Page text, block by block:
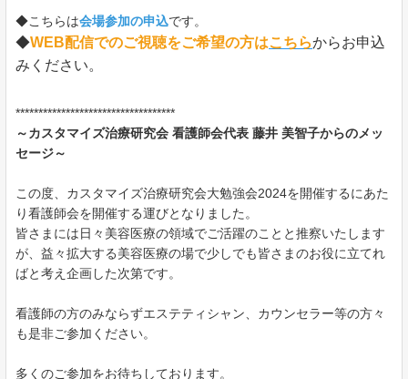
◆こちらは会場参加の申込です。
◆WEB配信でのご視聴をご希望の方はこちらからお申込
みください。
***********************************
～カスタマイズ治療研究会 看護師会代表 藤井 美智子からのメッ
セージ～
この度、カスタマイズ治療研究会大勉強会2024を開催するにあた
り看護師会を開催する運びとなりました。
皆さまには日々美容医療の領域でご活躍のことと推察いたします
が、益々拡大する美容医療の場で少しでも皆さまのお役に立てれ
ばと考え企画した次第です。
看護師の方のみならずエステティシャン、カウンセラー等の方々
も是非ご参加ください。
多くのご参加をお待ちしております。